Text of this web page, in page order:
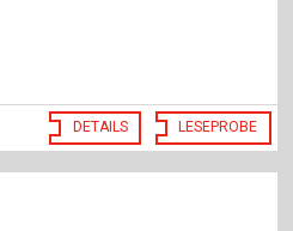
DETAILS LESEPROBE